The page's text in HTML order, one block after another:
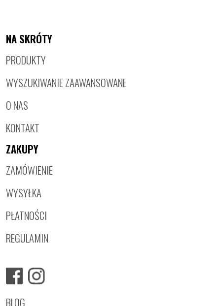
NA SKRÓTY
PRODUKTY
WYSZUKIWANIE ZAAWANSOWANE
O NAS
KONTAKT
ZAKUPY
ZAMÓWIENIE
WYSYŁKA
PŁATNOŚCI
REGULAMIN
BLOG